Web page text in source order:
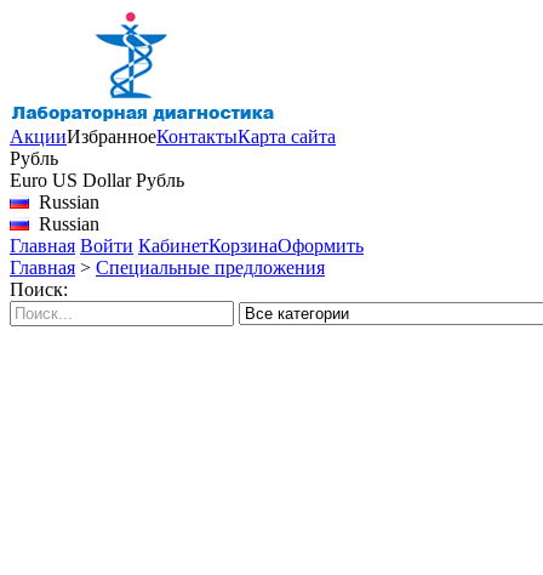
АкцииИзбранноеКонтактыКарта сайта
Рубль
Euro US Dollar Рубль
Russian
Russian
Главная Войти КабинетКорзинаОформить
Главная > Специальные предложения
Поиск: